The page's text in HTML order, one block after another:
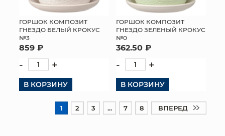
ГОРШОК КОМПОЗИТ
ГНЕЗДО БЕЛЫЙ КРОКУС
№3
859 ₽
- +
В КОРЗИНУ
ГОРШОК КОМПОЗИТ
ГНЕЗДО ЗЕЛЕНЫЙ КРОКУС
№0
362.50 ₽
- +
В КОРЗИНУ
1 2 3 ... 7 8 ВПЕРЕД